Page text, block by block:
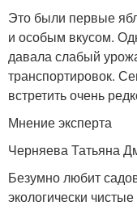
Яблоко с
Яблоки с
Это были первые
и особым вкусом.
давала слабый
транспортировок.
встретить очень
Мнение эксперта
Черняева Татьяна
Безумно любит
экологически